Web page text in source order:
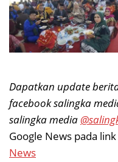
Dapatkan update
facebook salingka
salingka media
Google News pada
News